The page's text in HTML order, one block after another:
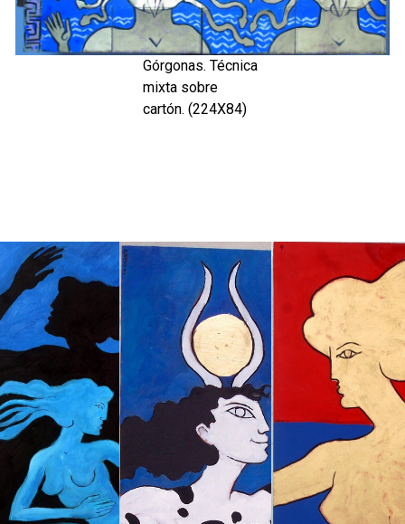
Górgonas. Técnica
mixta sobre
cartón. (224X84)